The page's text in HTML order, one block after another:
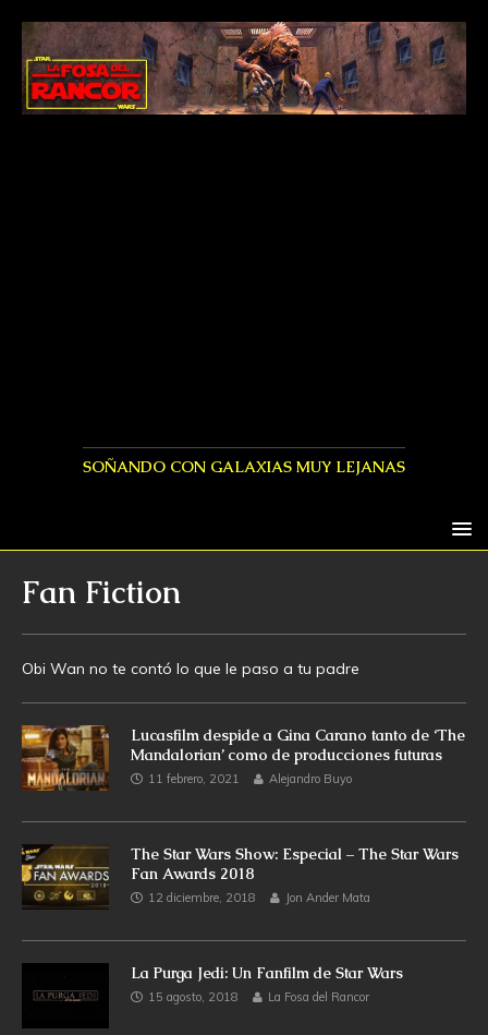
SOÑANDO CON GALAXIAS MUY LEJANAS
Fan Fiction
Obi Wan no te contó lo que le paso a tu padre
Lucasfilm despide a Gina Carano tanto de ‘The
Mandalorian’ como de producciones futuras
11 febrero, 2021 Alejandro Buyo
The Star Wars Show: Especial – The Star Wars
Fan Awards 2018
12 diciembre, 2018 Jon Ander Mata
La Purga Jedi: Un Fanfilm de Star Wars
15 agosto, 2018 La Fosa del Rancor